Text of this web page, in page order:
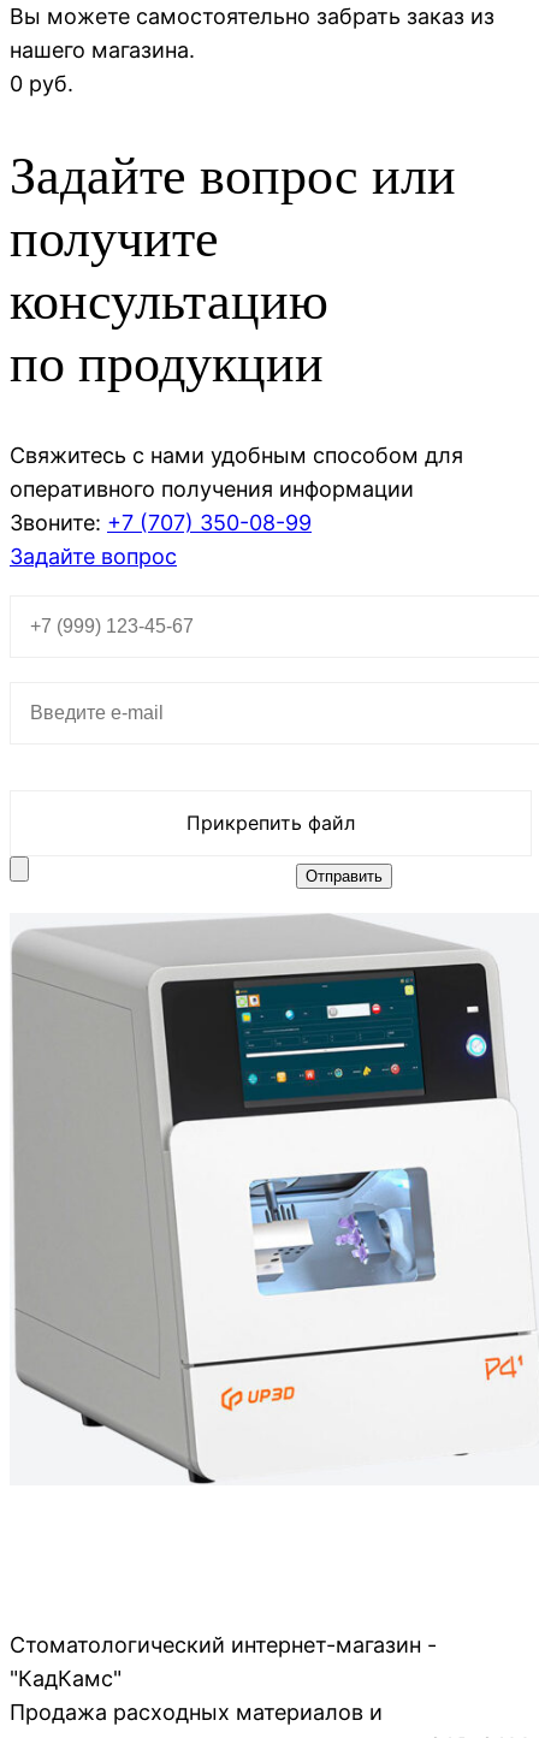
Вы можете самостоятельно забрать заказ из
нашего магазина.
0 руб.
Задайте вопрос или
получите
консультацию
по продукции
Свяжитесь с нами удобным способом для
оперативного получения информации
Звоните: +7 (707) 350-08-99
Задайте вопрос
Прикрепить файл
Стоматологический интернет-магазин -
"КадКамс"
Продажа расходных материалов и